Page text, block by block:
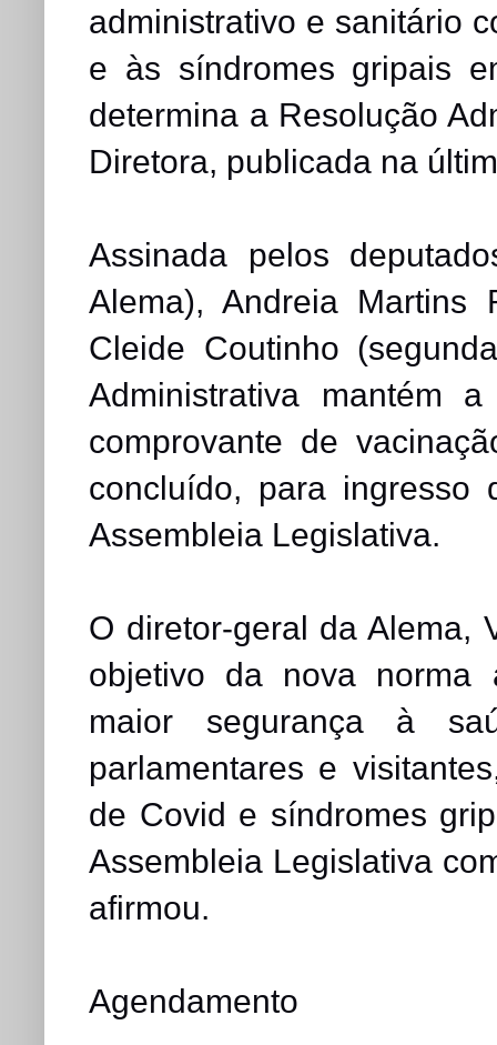
administrativo e sanitário
e às síndromes gripais
determina a Resolução
Diretora, publicada na
Assinada pelos
Alema), Andreia Martins
Cleide Coutinho
Administrativa mantém
comprovante de
concluído, para ingresso
Assembleia Legislativa.
O diretor-geral da Alema,
objetivo da nova norma
maior segurança à
parlamentares e
de Covid e síndromes
Assembleia Legislativa
afirmou.
Agendamento